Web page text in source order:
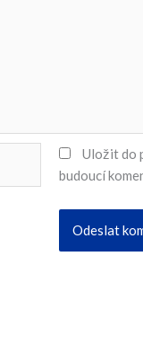
Uložit do
budoucí